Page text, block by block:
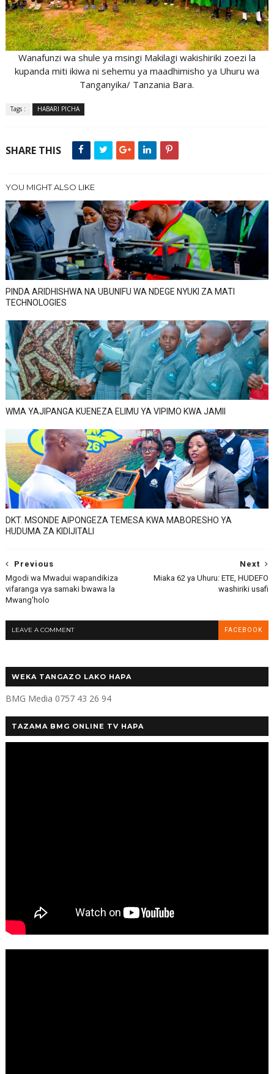
Wanafunzi wa shule ya msingi Makilagi wakishiriki zoezi la
kupanda miti ikiwa ni sehemu ya maadhimisho ya Uhuru wa
Tanganyika/ Tanzania Bara.
Tags : HABARI PICHA
SHARE THIS
YOU MIGHT ALSO LIKE
PINDA ARIDHISHWA NA UBUNIFU WA NDEGE NYUKI ZA MATI
TECHNOLOGIES
WMA YAJIPANGA KUENEZA ELIMU YA VIPIMO KWA JAMII
DKT. MSONDE AIPONGEZA TEMESA KWA MABORESHO YA
HUDUMA ZA KIDIJITALI
Next
Miaka 62 ya Uhuru: ETE, HUDEFO
washiriki usafi
Previous
Mgodi wa Mwadui wapandikiza
vifaranga vya samaki bwawa la
Mwang'holo
LEAVE A COMMENT FACEBOOK
WEKA TANGAZO LAKO HAPA
BMG Media 0757 43 26 94
TAZAMA BMG ONLINE TV HAPA